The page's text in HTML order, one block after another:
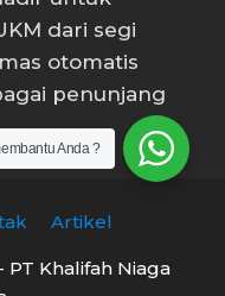
dari segi
otomatis
penunjang
Artikel
Khalifah Niaga
Anda ?